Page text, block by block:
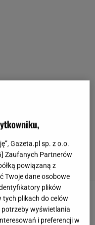
delikatne,
Przepis nie jest
Gazeta.pl sp. z o.o.
] Zaufanych Partnerów
powiązaną z
Twoje dane osobowe
plików
tych plikach do celów
wyświetlania
i preferencji w